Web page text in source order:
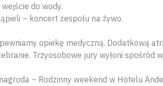
do wody.
– koncert zespołu na żywo.
opiekę medyczną. Dodatkową
Trzyosobowe jury wyłoni spośród
– Rodzinny weekend w Hotelu